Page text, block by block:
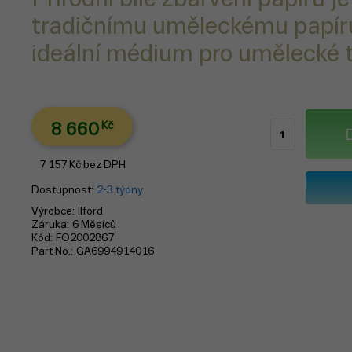
tradičnímu uměleckému
ideální médium pro umělecké
8 660 Kč
7 157 Kč bez DPH
Dostupnost 2-3 týdny
Výrobce
Ilford
Záruka 6 Měsíců
Kód
FO2002867
Part No. GA6994914016